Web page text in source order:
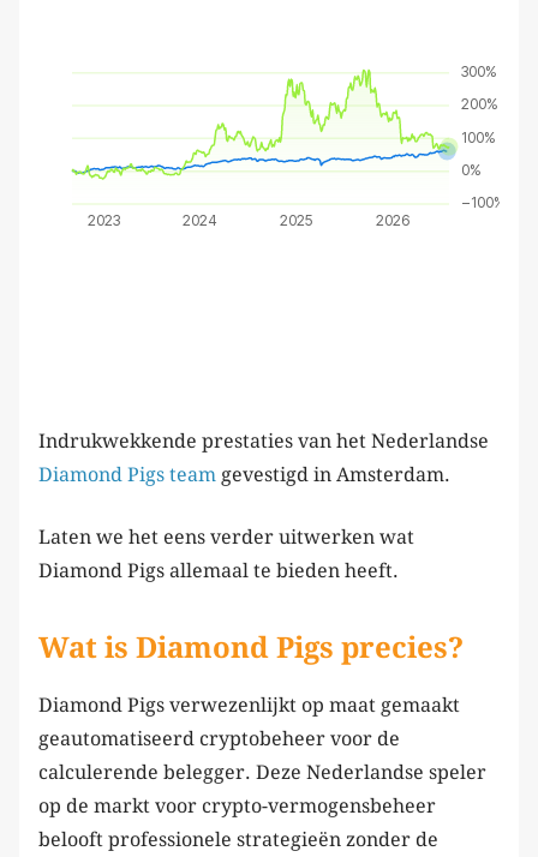
Indrukwekkende prestaties van het Nederlandse
Diamond Pigs team gevestigd in Amsterdam.
Laten we het eens verder uitwerken wat
Diamond Pigs allemaal te bieden heeft.
Wat is Diamond Pigs precies?
Diamond Pigs verwezenlijkt op maat gemaakt
geautomatiseerd cryptobeheer voor de
calculerende belegger. Deze Nederlandse speler
op de markt voor crypto-vermogensbeheer
belooft professionele strategieën zonder de